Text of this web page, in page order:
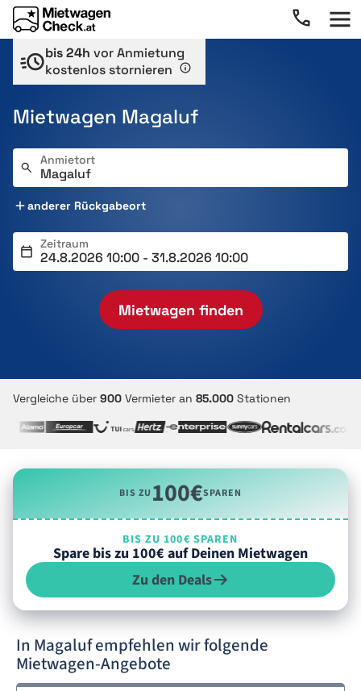
bis 24h vor Anmietung
kostenlos stornieren
Mietwagen Magaluf
Anmietort
anderer Rückgabeort
Zeitraum
Mietwagen finden
Vergleiche über 900 Vermieter an 85.000 Stationen
BIS ZU100€SPAREN
BIS ZU 100€ SPAREN
Spare bis zu 100€ auf Deinen Mietwagen
Zu den Deals
In Magaluf empfehlen wir folgende
Mietwagen-Angebote